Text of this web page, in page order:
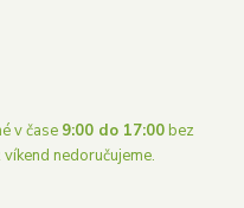
v čase 9:00 do 17:00bez
nedoručujeme.